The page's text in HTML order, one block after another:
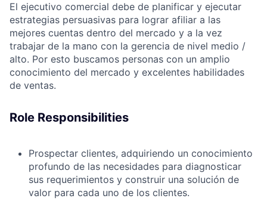
El ejecutivo comercial debe de planificar y ejecutar
estrategias persuasivas para lograr afiliar a las
mejores cuentas dentro del mercado y a la vez
trabajar de la mano con la gerencia de nivel medio /
alto. Por esto buscamos personas con un amplio
conocimiento del mercado y excelentes habilidades
de ventas.
Role Responsibilities
Prospectar clientes, adquiriendo un conocimiento
profundo de las necesidades para diagnosticar
sus requerimientos y construir una solución de
valor para cada uno de los clientes.